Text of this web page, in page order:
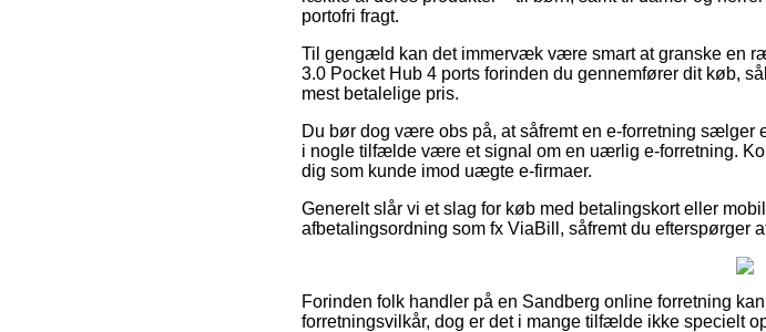
portofri fragt.
Til gengæld kan det immervæk være smart at granske en
3.0 Pocket Hub 4 ports forinden du gennemfører dit køb,
mest betalelige pris.
Du bør dog være obs på, at såfremt en e-forretning sælger
i nogle tilfælde være et signal om en uærlig e-forretning.
dig som kunde imod uægte e-firmaer.
Generelt slår vi et slag for køb med betalingskort eller
afbetalingsordning som fx ViaBill, såfremt du efterspørger
Forinden folk handler på en Sandberg online forretning
forretningsvilkår, dog er det i mange tilfælde ikke specielt